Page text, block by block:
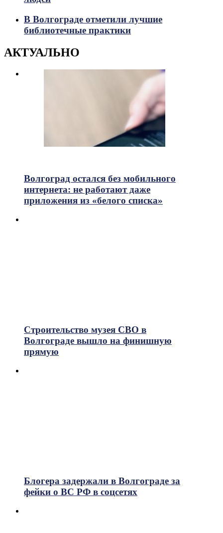
В Волгограде отметили лучшие
библиотечные практики
АКТУАЛЬНО
Волгоград остался без мобильного
интернета: не работают даже
приложения из «белого списка»
Строительство музея СВО в
Волгограде вышло на финишную
прямую
Блогера задержали в Волгограде за
фейки о ВС РФ в соцсетях